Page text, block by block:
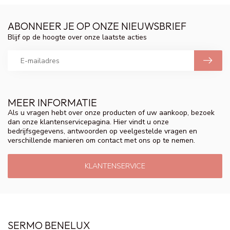
MEER INFORMATIE
Als u vragen hebt over onze producten of uw aankoop, bezoek
dan onze klantenservicepagina. Hier vindt u onze
bedrijfsgegevens, antwoorden op veelgestelde vragen en
verschillende manieren om contact met ons op te nemen.
KLANTENSERVICE
ABONNEER JE OP ONZE NIEUWSBRIEF
Blijf op de hoogte over onze laatste acties
SERMO BENELUX